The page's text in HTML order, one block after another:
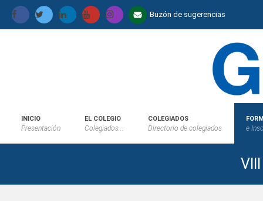
Buzón de sugerencias
INICIO
Presentación
EL COLEGIO
Colegiados...
COLEGIADOS
Directorio de colegiados e